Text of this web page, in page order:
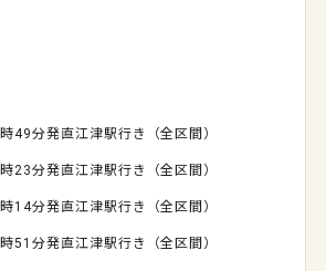
時49分発直江津駅行き（全区間）
時23分発直江津駅行き（全区間）
時14分発直江津駅行き（全区間）
時51 分発直江津駅行き（全区間）